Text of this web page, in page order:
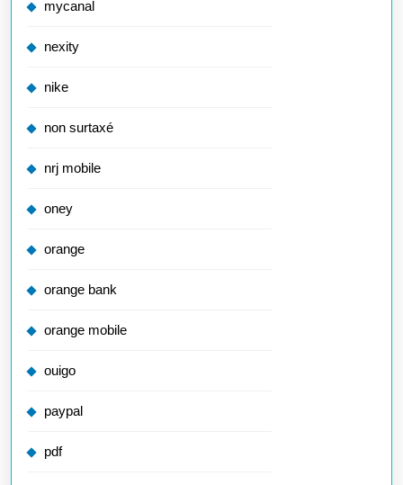
mycanal
nexity
nike
non surtaxé
nrj mobile
oney
orange
orange bank
orange mobile
ouigo
paypal
pdf